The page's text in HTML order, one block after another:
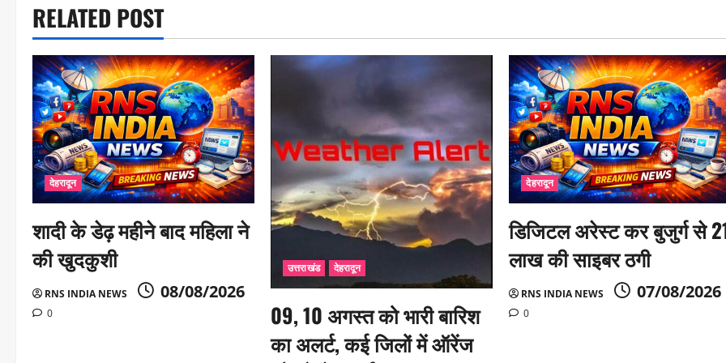
v
i
g
a
t
i
o
n
RELATED POST
देहरादून
शादी के डेढ़ महीने बाद महिला ने
की खुदकुशी
RNS INDIA NEWS 08/08/2026
0
उत्तराखंड देहरादून
09, 10 अगस्त को भारी बारिश
का अलर्ट, कई जिलों में ऑरेंज
देहरादून
डिजिटल अरेस्ट कर बुजुर्ग से
लाख की साइबर ठगी
RNS INDIA NEWS 07/08/2026
0